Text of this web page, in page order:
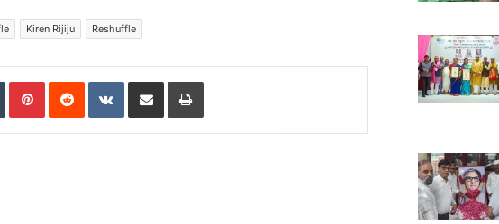
Kiren Rijiju Reshuffle
TumblrPinterestReddit VKontakte
Share via Email Print